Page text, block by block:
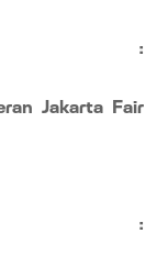
:
Jakarta Fair
: